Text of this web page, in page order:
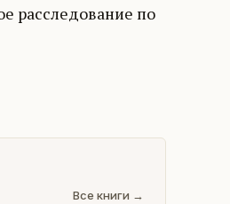
расследование по
Все книги →